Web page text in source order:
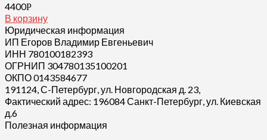
4400Р
В корзину
Юридическая информация
ИП Егоров Владимир Евгеньевич
ИНН 780100182393
ОГРНИП 304780135100201
ОКПО 0143584677
191124, С-Петербург, ул. Новгородская д. 23,
Фактический адрес: 196084 Санкт-Петербург, ул. Киевская
д.6
Полезная информация